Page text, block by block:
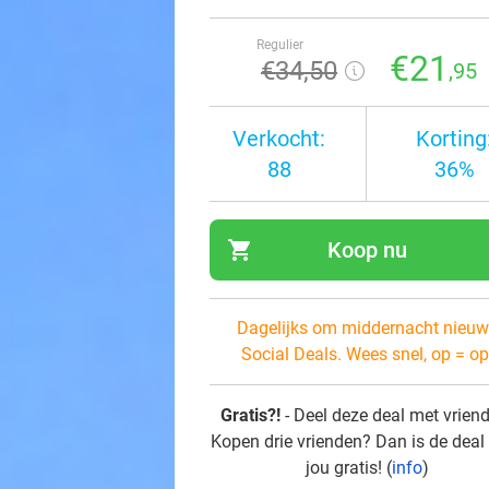
Regulier
€34,50 €21 ,95
Verkocht:
88
36%
shopping_cart Koop nu
Dagelijks om middernacht
Social Deals. Wees snel, op =
Gratis?! - Deel deze deal met
Kopen drie vrienden? Dan is de
jou gratis! (info)